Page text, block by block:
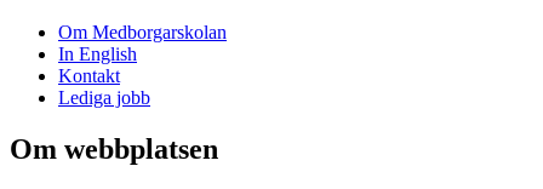
Om Medborgarskolan
In English
Kontakt
Lediga jobb
Om webbplatsen